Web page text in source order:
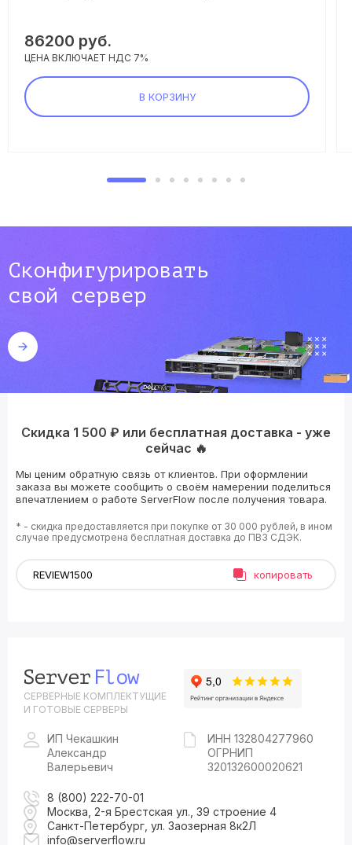
86200 руб.
ЦЕНА ВКЛЮЧАЕТ НДС 7%
В КОРЗИНУ
Сконфигурировать
свой сервер
Скидка 1 500 ₽ или бесплатная доставка - уже
сейчас 🔥
Мы ценим обратную связь от клиентов. При оформлении
заказа вы можете сообщить о своём намерении поделиться
впечатлением о работе ServerFlow после получения товара.
* - скидка предоставляется при покупке от 30 000 рублей, в ином
случае предусмотрена бесплатная доставка до ПВЗ СДЭК.
копировать
СЕРВЕРНЫЕ КОМПЛЕКТУЩИЕ
И ГОТОВЫЕ СЕРВЕРЫ
ИП Чекашкин
Александр
Валерьевич
ИНН 132804277960
ОГРНИП
320132600020621
8 (800) 222-70-01
Москва, 2-я Брестская ул., 39 строение 4
Санкт-Петербург, ул. Заозерная 8к2Л
info@serverflow.ru